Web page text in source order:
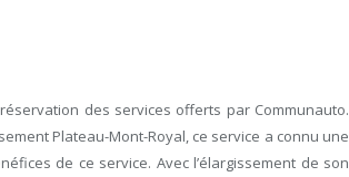
des services offerts par Communauto.
Plateau-Mont-Royal, ce service a connu une
de ce service. Avec l’élargissement de son